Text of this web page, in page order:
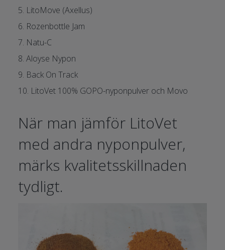
5. LitoMove (Axellus)
6. Rozenbottle Jam
7. Natu-C
8. Aloyse Nypon
9. Back On Track
10. LitoVet 100% GOPO-nyponpulver och Movo
När man jämför LitoVet
med andra nyponpulver,
märks kvalitetsskillnaden
tydligt.